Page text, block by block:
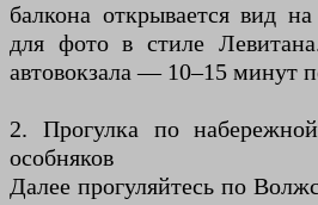
балкона открывается вид
для фото в стиле
автовокзала — 10–15 минут
2. Прогулка по
особняков
Далее прогуляйтесь по